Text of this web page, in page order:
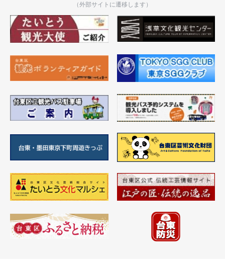
（外部サイトに遷移します）